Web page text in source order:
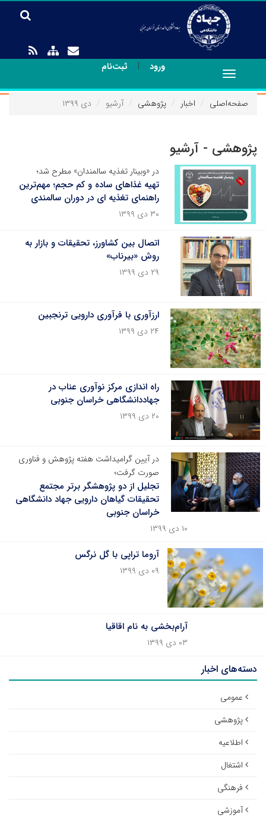
ورود | ثبت‌نام
Toggle
navigation
صفحه‌اصلی
اخبار پژوهشی آرشیو دی ۱۳۹۹
پژوهشی - آرشیو
در «وبینار تغذیه سالمندان» مطرح شد؛
تهیه غذاهای ساده و کم‎ حجم؛ مهم‌ترین
راهنمای تغذیه ای در دوران سالمندی
۳۰ دی ۱۳۹۹
اتصال بین کشاورز، تحقیقات و بازار به
روش «بیرناب»
۲۹ دی ۱۳۹۹
ارزآوری با فرآوری دارویی ترنجبین
۲۴ دی ۱۳۹۹
راه اندازی مرکز نوآوری عناب در
جهاددانشگاهی خراسان جنوبی
۲۰ دی ۱۳۹۹
در آیین گرامیداشت هفته پژوهش و فناوری
صورت گرفت؛
تجلیل از دو پژوهشگر برتر مجتمع
تحقیقات گیاهان دارویی جهاد دانشگاهی
خراسان جنوبی
۱۰ دی ۱۳۹۹
آروما تراپی با گل نرگس
۰۹ دی ۱۳۹۹
آرام‌بخشی به نام اقاقیا
۰۳ دی ۱۳۹۹
دسته‌های اخبار
عمومی
پژوهشی
اطلاعیه
اشتغال
فرهنگی
آموزشی